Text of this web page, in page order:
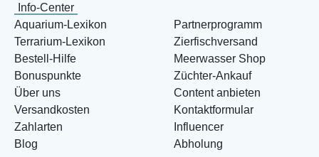
Info-Center
Aquarium-Lexikon
Terrarium-Lexikon
Bestell-Hilfe
Bonuspunkte
Über uns
Versandkosten
Zahlarten
Blog
Partnerprogramm
Zierfischversand
Meerwasser Shop
Züchter-Ankauf
Content anbieten
Kontaktformular
Influencer
Abholung